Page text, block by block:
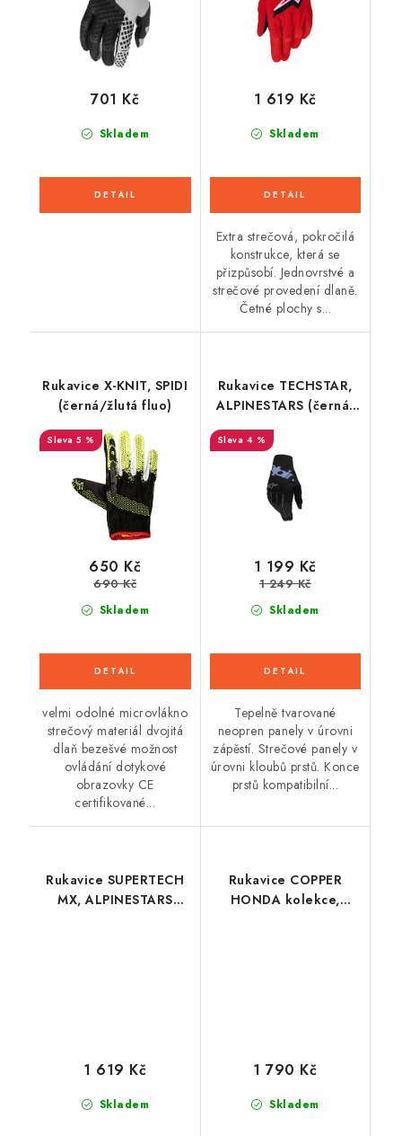
Skladem
701 Kč
Skladem
1 619 Kč
Extra strečová, pokročilá
konstrukce, která se
přizpůsobí. Jednovrstvé a
strečové provedení dlaně.
Četné plochy s...
Rukavice X-KNIT, SPIDI
(černá/žlutá fluo)
5 %
Skladem
650 Kč
690 Kč
velmi odolné microvlákno
strečový materiál dvojitá
dlaň bezešvé možnost
ovládání dotykové
obrazovky CE
certifikované...
Rukavice TECHSTAR,
ALPINESTARS (černá)
2026
4 %
Skladem
1 199 Kč
1 249 Kč
Tepelně tvarované
neopren panely v úrovni
zápěstí. Strečové panely v
úrovni kloubů prstů. Konce
prstů kompatibilní...
Rukavice SUPERTECH
MX, ALPINESTARS
Skladem
1 619 Kč
Rukavice COPPER
HONDA kolekce,
Skladem
1 790 Kč